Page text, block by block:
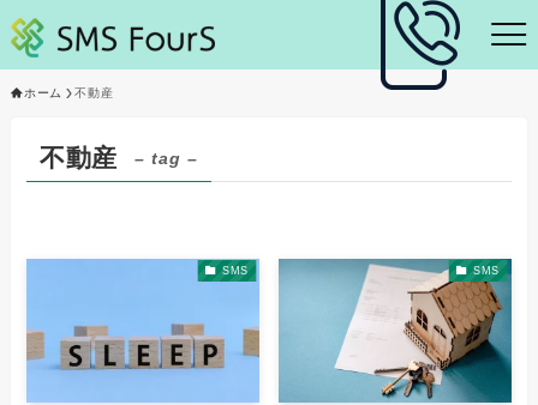
ホーム 不動産
不動産 – tag –
SMS SMS